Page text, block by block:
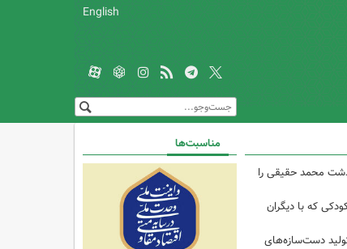
English
محمد حقیقی را
که با دیگران
تولید دست‌سازه‌های
مناسبت‌ها